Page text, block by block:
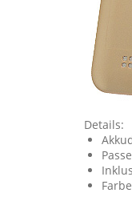
Details: